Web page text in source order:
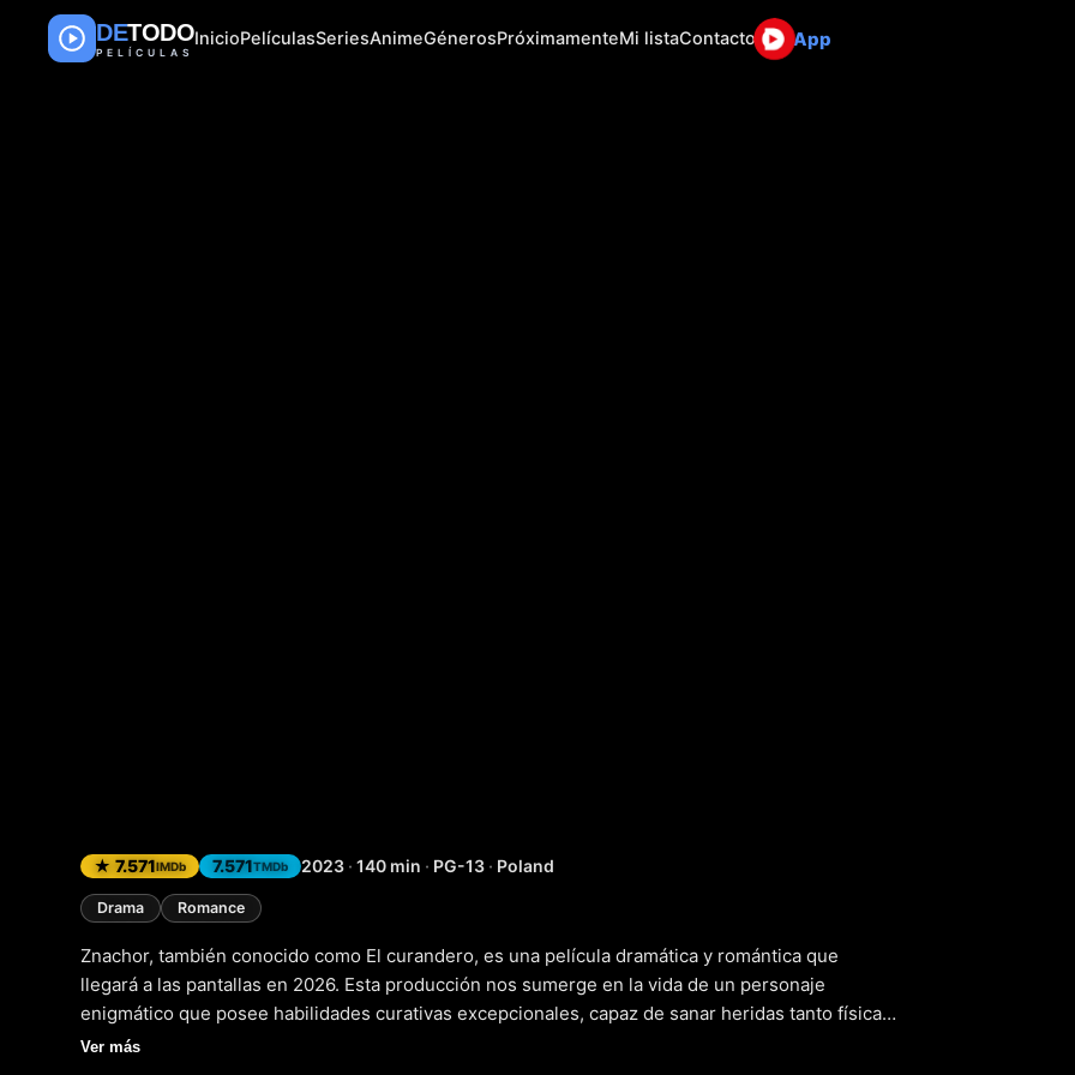
DETODO
PELÍCULAS
InicioPelículasSeriesAnimeGénerosPróximamenteMi listaContacto App
Znachor (El
★ 7.571IMDb 7.571TMDb 2023 · 140 min · PG-13 · Poland
Drama Romance
Znachor, también conocido como El curandero, es una película dramática y romántica que
llegará a las pantallas en 2026. Esta producción nos sumerge en la vida de un personaje
enigmático que posee habilidades curativas excepcionales, capaz de sanar heridas tanto físicas
como emocionales. A medida que su fama se extiende, atrae a personas de todos los ámbitos
Ver más